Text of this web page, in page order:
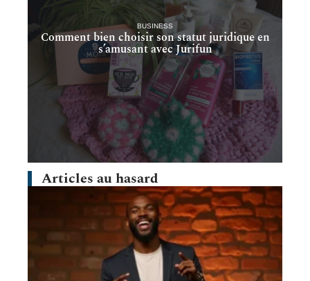
BUSINESS
Comment bien choisir son statut juridique en
s’amusant avec Jurifun
Articles au hasard